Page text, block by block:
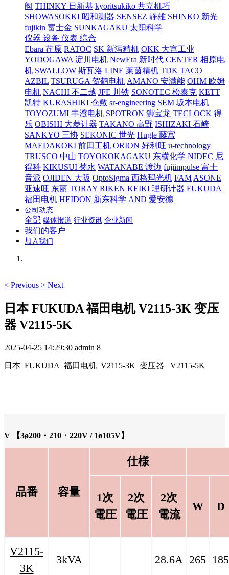
阀 THINKY 日新基 kyoritsukiko 共立机巧
SHOWASOKKI 昭和测器 SENSEZ 静雄 SHINKO 新光
fujikin 富士金 SUNKAGAKU 太阳科学
仪器 设备 仪表 综合
Ebara 荏原 RATOC SK 新泻精机 OKK 大宫工业
YODOGAWA 淀川电机 NewEra 新时代 CENTER 相原电
机 SWALLOW 斯瓦洛 LINE 莱茵精机 TDK TACO
AZBIL TSURUGA 贺鹤电机 AMANO 安满能 OHM 欧姆
电机 NACHI 不二越 JFE 川铁 SONOTEC 松泰克 KETT
凯特 KURASHIKI 仓敷 sr-engineering SEM 坂本电机
TOYOZUMI 丰澄电机 SPOTRON 狮宝龙 TECLOCK 得
乐 OBISHI 大菱计器 TAKANO 高野 ISHIZAKI 石崎
SANKYO 三协 SEKONIC 世光 Hugle 藤宫
MAEDAKOKI 前田工机 ORION 好利旺 u-technology
TRUSCO 中山 TOYOKOKAGAKU 东横化学 NIDEC 尼
得科 KIKUSUI 菊水 WATANABE 渡边 fujiimpulse 富士
音派 OJIDEN 大阪 OptoSigma 西格玛光机 FAM ASONE
亚速旺 东丽 TORAY RIKEN KEIKI 理研计器 FUKUDA
福田电机 HEIDON 新东科学 AND 爱安德
公司动态
全部 媒体报道 行业资讯 企业新闻
我们的客户
加入我们
< Previous > Next
日本 FUKUDA 福田电机 V2115-3K 变压
器 V2115-5K
2025-04-25 14:29:30 admin 8
日本 FUKUDA 福田电机 V2115-3K 变压器 V2115-5K
V 【3ø200・210・220V / 1ø105V】
品番 容量
仕様
1次
電圧
2次
電圧
2次
電流
W D
V2115-
3K
3kVA 28.6A 265 185